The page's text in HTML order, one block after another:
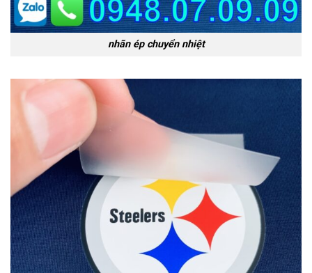
nhãn ép chuyển nhiệt